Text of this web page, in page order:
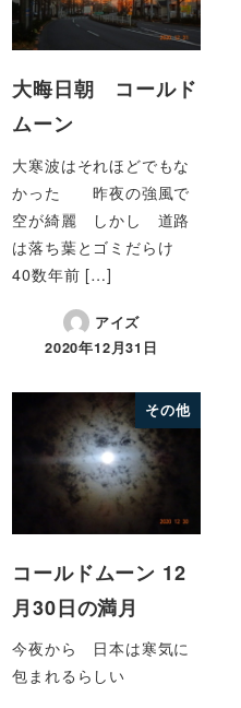
大晦日朝 コールド
ムーン
大寒波はそれほどでもな
かった 昨夜の強風で
空が綺麗 しかし 道路
は落ち葉とゴミだらけ
40数年前 […]
アイズ
2020年12月31日
その他
コールドムーン 12
月30日の満月
今夜から 日本は寒気に
包まれるらしい